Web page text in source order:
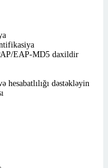
EAP-MD5 daxildir
dəstəkləyin